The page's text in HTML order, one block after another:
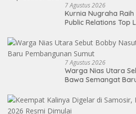
7 Agustus 2026
Kurnia Nugraha
Public Relations Top
7 Agustus 2026
Warga Nias Utara
Bawa Semangat